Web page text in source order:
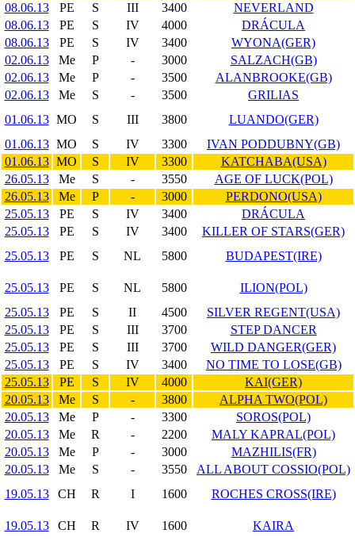
08.06.13
PE S III 3400
NEVERLAND
08.06.13
PE S IV 4000
DRÁCULA
08.06.13
PE S IV 3400
WYONA(GER)
02.06.13
Me P - 3000
SALZACH(GB)
02.06.13
Me P - 3500
ALANBROOKE(GB)
02.06.13
Me S - 3500
GRILIAS
01.06.13 MO S III 3800
LUANDO(GER)
01.06.13 MO S IV 3300
IVAN PODDUBNY(GB)
01.06.13 MO S IV 3300
KATCHABA(USA)
26.05.13
Me S - 3550
AGE OF LUCK(POL)
26.05.13
Me P - 3000
PERDONO(USA)
25.05.13
PE S IV 3400
DRÁCULA
25.05.13
PE S IV 3400
KILLER OF STARS(GER)
25.05.13
PE S NL 5800 BUDAPEST(IRE)
25.05.13 PE S NL 5800
ILION(POL)
25.05.13
PE S II 4500
SILVER REGENT(USA)
25.05.13
PE S III 3700
STEP DANCER
25.05.13
PE S III 3700
WILD DANGER(GER)
25.05.13
PE S IV 3400
NO TIME TO LOSE(GB)
25.05.13
PE S IV 4000
KAI(GER)
20.05.13
Me S - 3800
ALPHA TWO(POL)
20.05.13
Me P - 3300
SOROS(POL)
20.05.13
Me R - 2200
MALY KAPRAL(POL)
20.05.13
Me P - 3000
MAZHILIS(FR)
20.05.13
Me S - 3550
ALL ABOUT COSSIO(POL)
19.05.13
CH R I 1600 ROCHES CROSS(IRE)
19.05.13 CH R IV 1600
KAIRA